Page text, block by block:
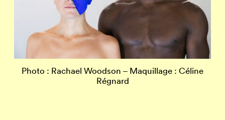
Photo : Rachael Woodson – Maquillage : Céline
Régnard